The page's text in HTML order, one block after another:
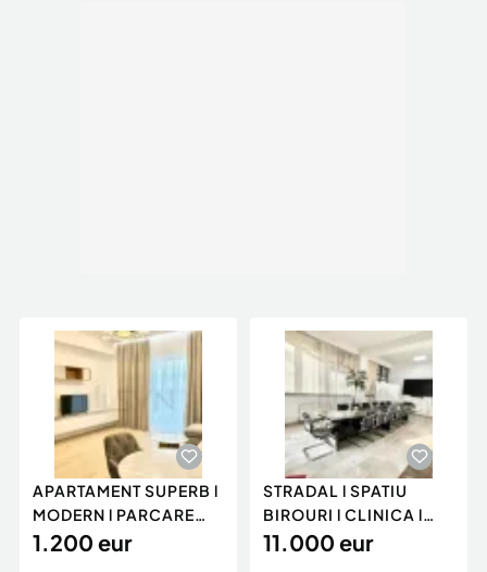
APARTAMENT SUPERB l
MODERN l PARCARE
SUBTERANA l TERASA
1.200 eur
STRADAL l SPATIU
BIROURI l CLINICA l
CURTE l CALEA
11.000 eur